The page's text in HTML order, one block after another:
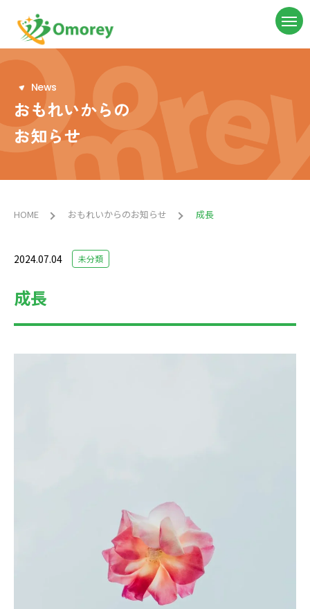
News
おもれいからの
お知らせ
HOME おもれいからのお知らせ 成長
2024.07.04 未分類
成長